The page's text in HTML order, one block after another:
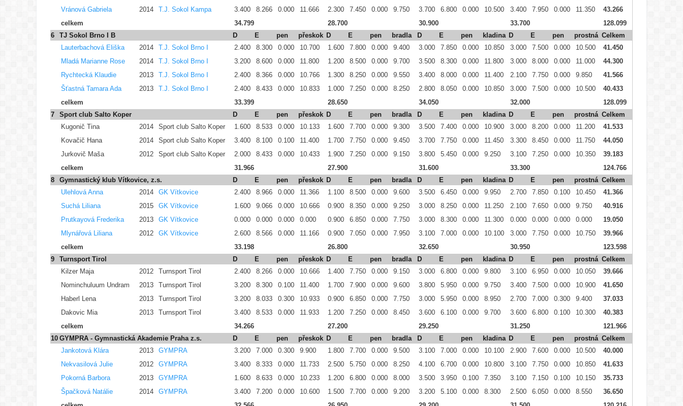
Vránová Gabriela
2014 T.J. Sokol Kampa 3.400 8.266 0.000 11.666 2.300 7.450 0.000 9.750 3.700 6.800 0.000 10.500 3.400 7.950 0.000 11.350
43.266
celkem
34.799 28.700 30.900 33.700
128.099
6
TJ Sokol Brno I B D E pen přeskok D E pen bradla D E pen kladina D E pen prostná Celkem
Lauterbachová Eliška
2014 T.J. Sokol Brno I 2.400 8.300 0.000 10.700 1.600 7.800 0.000 9.400 3.000 7.850 0.000 10.850 3.000 7.500 0.000 10.500
41.450
Mladá Marianne Rose
2014 T.J. Sokol Brno I 3.200 8.600 0.000 11.800 1.200 8.500 0.000 9.700 3.500 8.300 0.000 11.800 3.000 8.000 0.000 11.000
44.300
Rychtecká Klaudie
2013 T.J. Sokol Brno I 2.400 8.366 0.000 10.766 1.300 8.250 0.000 9.550 3.400 8.000 0.000 11.400 2.100 7.750 0.000 9.850
41.566
Šťastná Tamara Ada
2013 T.J. Sokol Brno I 2.400 8.433 0.000 10.833 1.000 7.250 0.000 8.250 2.800 8.050 0.000 10.850 3.000 7.500 0.000 10.500
40.433
celkem
33.399 28.650 34.050 32.000
128.099
7
Sport club Salto Koper D E pen přeskok D E pen bradla D E pen kladina D E pen prostná Celkem
Kugonič Tina
2014 Sport club Salto Koper 1.600 8.533 0.000 10.133 1.600 7.700 0.000 9.300 3.500 7.400 0.000 10.900 3.000 8.200 0.000 11.200
41.533
Kovačič Hana
2014 Sport club Salto Koper 3.400 8.100 0.100 11.400 1.700 7.750 0.000 9.450 3.700 7.750 0.000 11.450 3.300 8.450 0.000 11.750
44.050
Jurkovič Maša
2012 Sport club Salto Koper 2.000 8.433 0.000 10.433 1.900 7.250 0.000 9.150 3.800 5.450 0.000 9.250 3.100 7.250 0.000 10.350
39.183
celkem
31.966 27.900 31.600 33.300
124.766
8
Gymnastický klub Vítkovice, z.s. D E pen přeskok D E pen bradla D E pen kladina D E pen prostná Celkem
Ulehlová Anna
2014 GK Vítkovice 2.400 8.966 0.000 11.366 1.100 8.500 0.000 9.600 3.500 6.450 0.000 9.950 2.700 7.850 0.100 10.450
41.366
Suchá Liliana
2015 GK Vítkovice 1.600 9.066 0.000 10.666 0.900 8.350 0.000 9.250 3.000 8.250 0.000 11.250 2.100 7.650 0.000 9.750
40.916
Prutkayová Frederika
2013 GK Vítkovice 0.000 0.000 0.000 0.000 0.900 6.850 0.000 7.750 3.000 8.300 0.000 11.300 0.000 0.000 0.000 0.000
19.050
Mlynářová Liliana
2012 GK Vítkovice 2.600 8.566 0.000 11.166 0.900 7.050 0.000 7.950 3.100 7.000 0.000 10.100 3.000 7.750 0.000 10.750
39.966
celkem
33.198 26.800 32.650 30.950
123.598
9
Turnsport Tirol D E pen přeskok D E pen bradla D E pen kladina D E pen prostná Celkem
Kilzer Maja
2012 Turnsport Tirol 2.400 8.266 0.000 10.666 1.400 7.750 0.000 9.150 3.000 6.800 0.000 9.800 3.100 6.950 0.000 10.050
39.666
Nominchuluum Undram
2013 Turnsport Tirol 3.200 8.300 0.100 11.400 1.700 7.900 0.000 9.600 3.800 5.950 0.000 9.750 3.400 7.500 0.000 10.900
41.650
Haberl Lena
2013 Turnsport Tirol 3.200 8.033 0.300 10.933 0.900 6.850 0.000 7.750 3.000 5.950 0.000 8.950 2.700 7.000 0.300 9.400
37.033
Dakovic Mia
2013 Turnsport Tirol 3.400 8.533 0.000 11.933 1.200 7.250 0.000 8.450 3.600 6.100 0.000 9.700 3.600 6.800 0.100 10.300
40.383
celkem
34.266 27.200 29.250 31.250
121.966
10 GYMPRA - Gymnastická Akademie Praha z.s. D E pen přeskok D E pen bradla D E pen kladina D E pen prostná Celkem
Jankotová Klára
2013 GYMPRA 3.200 7.000 0.300 9.900 1.800 7.700 0.000 9.500 3.100 7.000 0.000 10.100 2.900 7.600 0.000 10.500
40.000
Nekvasilová Julie
2012 GYMPRA 3.400 8.333 0.000 11.733 2.500 5.750 0.000 8.250 4.100 6.700 0.000 10.800 3.100 7.750 0.000 10.850
41.633
Pokorná Barbora
2013 GYMPRA 1.600 8.633 0.000 10.233 1.200 6.800 0.000 8.000 3.500 3.950 0.100 7.350 3.100 7.150 0.100 10.150
35.733
Špačková Natálie
2014 GYMPRA 3.400 7.200 0.000 10.600 1.500 7.700 0.000 9.200 3.200 5.100 0.000 8.300 2.500 6.050 0.000 8.550
36.650